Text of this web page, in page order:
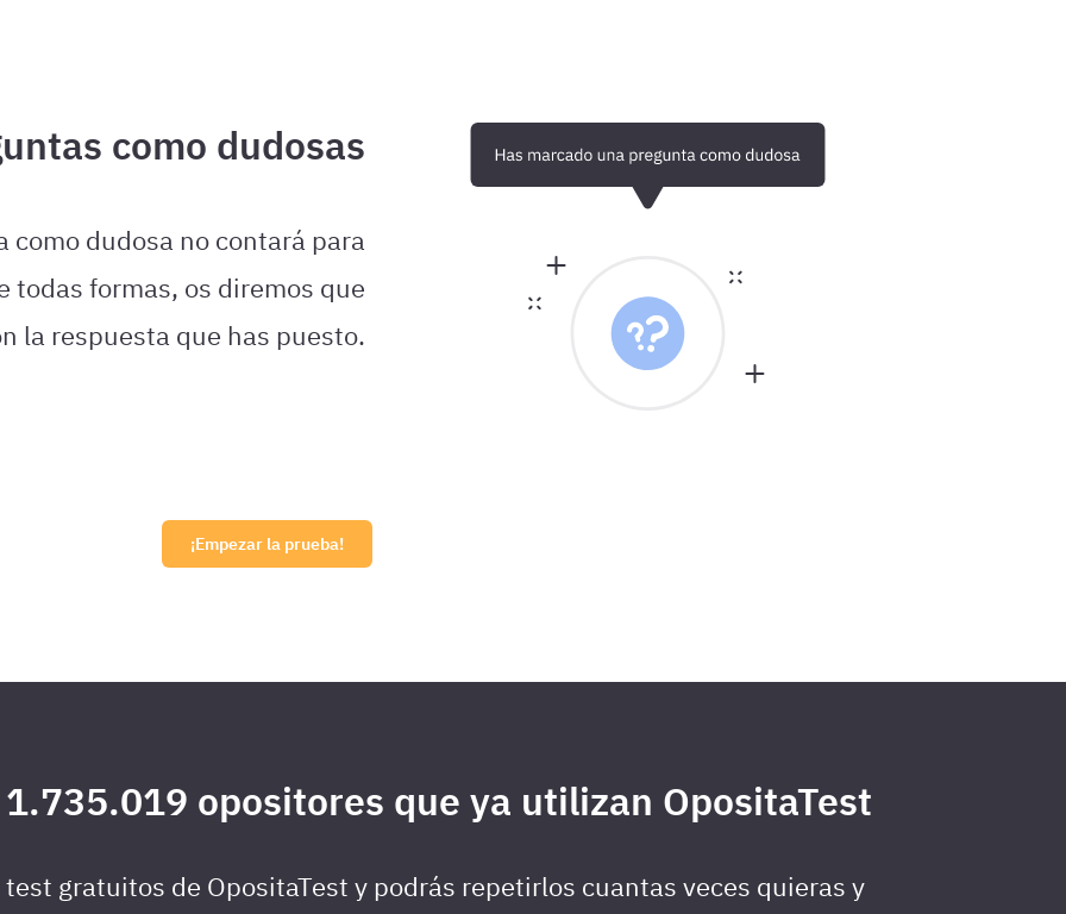
como dudosas
como dudosa no contará para
todas formas, os diremos que
la respuesta que has puesto.
¡Empezar la prueba!
opositores que ya utilizan OpositaTest
gratuitos de OpositaTest y podrás repetirlos cuantas veces quieras y